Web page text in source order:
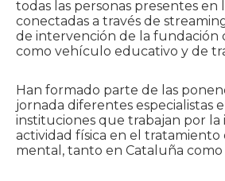
todas las personas presentes en
conectadas a través de
de intervención de la fundación
como vehículo educativo y de
Han formado parte de las
jornada diferentes especialistas
instituciones que trabajan por la
actividad física en el tratamiento
mental, tanto en Cataluña como